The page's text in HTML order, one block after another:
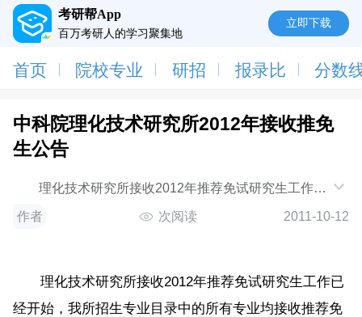
考研帮App
百万考研人的学习聚集地
立即下载
首页 院校专业 研招 报录比 分数
中科院理化技术研究所2012年接收推免
生公告
理化技术研究所接收2012年推荐免试研究生工作已
经开始，我所招生专业目录中的所有专业均接收推荐免
试生，
作者 次阅读 2011-10-12
理化技术研究所接收2012年推荐免试研究生工作已
经开始，我所招生专业目录中的所有专业均接收推荐免